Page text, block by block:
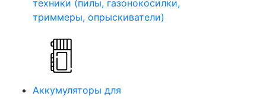
техники (пилы, газонокосилки,
триммеры, опрыскиватели)
Аккумуляторы для